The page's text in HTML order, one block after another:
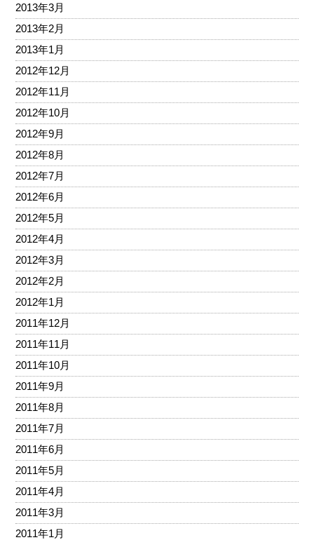
2013年3月
2013年2月
2013年1月
2012年12月
2012年11月
2012年10月
2012年9月
2012年8月
2012年7月
2012年6月
2012年5月
2012年4月
2012年3月
2012年2月
2012年1月
2011年12月
2011年11月
2011年10月
2011年9月
2011年8月
2011年7月
2011年6月
2011年5月
2011年4月
2011年3月
2011年1月